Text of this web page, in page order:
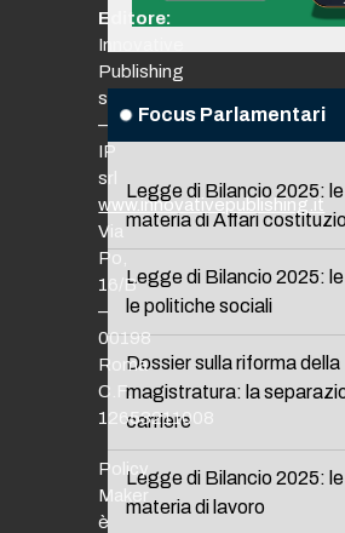
Focus Parlamentari
Legge di Bilancio 2025: le
materia di Affari
Legge di Bilancio 2025:
le politiche sociali
Dossier sulla riforma della
magistratura: la
carriere
Legge di Bilancio 2025: le
materia di lavoro
Editore:
Innovative
Publishing
srl
–
IP
srl
www.innovativepublishing.it
Via
Po,
16/B
–
00198
Roma
C.F.
12653211008
Policy
Maker
è